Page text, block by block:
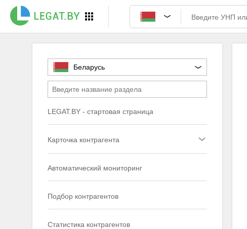
Беларусь
LEGAT.BY - стартовая страница
Карточка контрагента
Автоматический мониторинг
Подбор контрагентов
Статистика контрагентов